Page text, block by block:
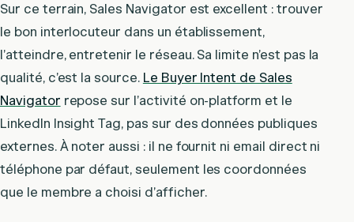
Sur ce terrain, Sales Navigator est excellent : trouver
le bon interlocuteur dans un établissement,
l’atteindre, entretenir le réseau. Sa limite n’est pas la
qualité, c’est la source. Le Buyer Intent de Sales
Navigator repose sur l’activité on-platform et le
LinkedIn Insight Tag, pas sur des données publiques
externes. À noter aussi : il ne fournit ni email direct ni
téléphone par défaut, seulement les coordonnées
que le membre a choisi d’afficher.